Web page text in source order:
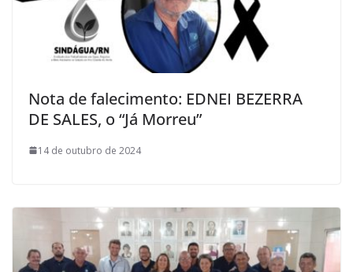
Nota de falecimento: EDNEI BEZERRA
DE SALES, o “Já Morreu”
14 de outubro de 2024